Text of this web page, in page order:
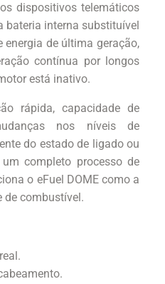
dispositivos telemáticos
bateria interna substituível
de última geração,
contínua por longos
está inativo.
rápida, capacidade de
nos níveis de
do estado de ligado ou
completo processo de
o eFuel DOME como a
de combustível.